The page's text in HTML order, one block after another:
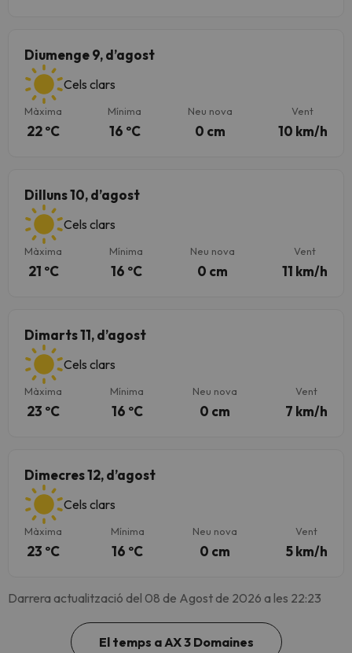
Diumenge 9, d’agost
Cels clars
Màxima
22 ºC
Mínima
16 ºC
Neu nova
0 cm
Vent
10 km/h
Dilluns 10, d’agost
Cels clars
Màxima
21 ºC
Mínima
16 ºC
Neu nova
0 cm
Vent
11 km/h
Dimarts 11, d’agost
Cels clars
Màxima
23 ºC
Mínima
16 ºC
Neu nova
0 cm
Vent
7 km/h
Dimecres 12, d’agost
Cels clars
Màxima
23 ºC
Mínima
16 ºC
Neu nova
0 cm
Vent
5 km/h
Darrera actualització del 08 de Agost de 2026 a les 22:23
El temps a AX 3 Domaines